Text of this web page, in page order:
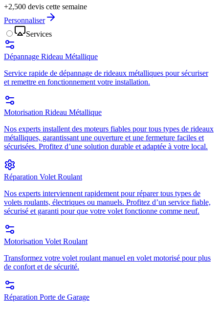
+2,500 devis cette semaine
Personnaliser
Services
Dépannage Rideau Métallique
Service rapide de dépannage de rideaux métalliques pour sécuriser
et remettre en fonctionnement votre installation.
Motorisation Rideau Métallique
Nos experts installent des moteurs fiables pour tous types de rideaux
métalliques, garantissant une ouverture et une fermeture faciles et
sécurisées. Profitez d’une solution durable et adaptée à votre local.
Réparation Volet Roulant
Nos experts interviennent rapidement pour réparer tous types de
volets roulants, électriques ou manuels. Profitez d’un service fiable,
sécurisé et garanti pour que votre volet fonctionne comme neuf.
Motorisation Volet Roulant
Transformez votre volet roulant manuel en volet motorisé pour plus
de confort et de sécurité.
Réparation Porte de Garage